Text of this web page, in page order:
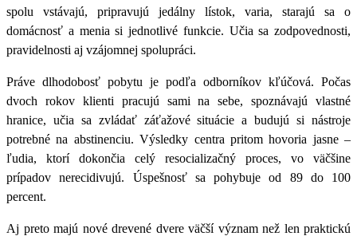
spolu vstávajú, pripravujú jedálny lístok, varia, starajú sa o
domácnosť a menia si jednotlivé funkcie. Učia sa zodpovednosti,
pravidelnosti aj vzájomnej spolupráci.
Práve dlhodobosť pobytu je podľa odborníkov kľúčová. Počas
dvoch rokov klienti pracujú sami na sebe, spoznávajú vlastné
hranice, učia sa zvládať záťažové situácie a budujú si nástroje
potrebné na abstinenciu.Výsledky centra pritom hovoria jasne –
ľudia, ktorí dokončia celý resocializačný proces, vo väčšine
prípadov nerecidivujú. Úspešnosť sa pohybuje od 89 do 100
percent.
Aj preto majú nové drevené dvere väčší význam než len praktickú